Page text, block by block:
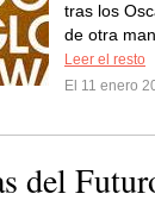
tras los
de otra
Leer el resto
El 11 enero
del